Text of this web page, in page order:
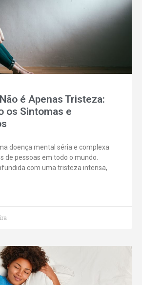
é Apenas Tristeza:
os Sintomas e
doença mental séria e complexa
de pessoas em todo o mundo.
com uma tristeza intensa,